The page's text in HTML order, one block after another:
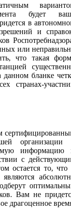
будет
в
и
или
что такая
бланке
странах-
организации
информацию
с
остается то, что
Вам не
драгоценное